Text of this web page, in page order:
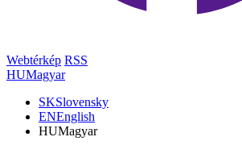
Webtérkép RSS
HUMagyar
SKSlovensky
ENEnglish
HUMagyar